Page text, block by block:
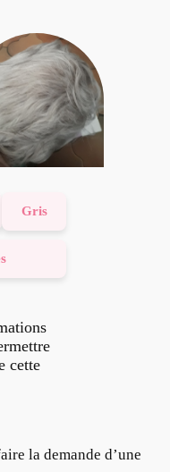
Gris
cette
la demande d’une